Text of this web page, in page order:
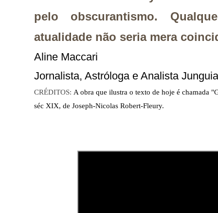
pelo obscurantismo.
atualidade não seria mera
Aline Maccari
Jornalista, Astróloga e Analista
CRÉDITOS: A obra que ilustra o texto de hoje é chamada
séc XIX, de Joseph-Nicolas Robert-Fleury.